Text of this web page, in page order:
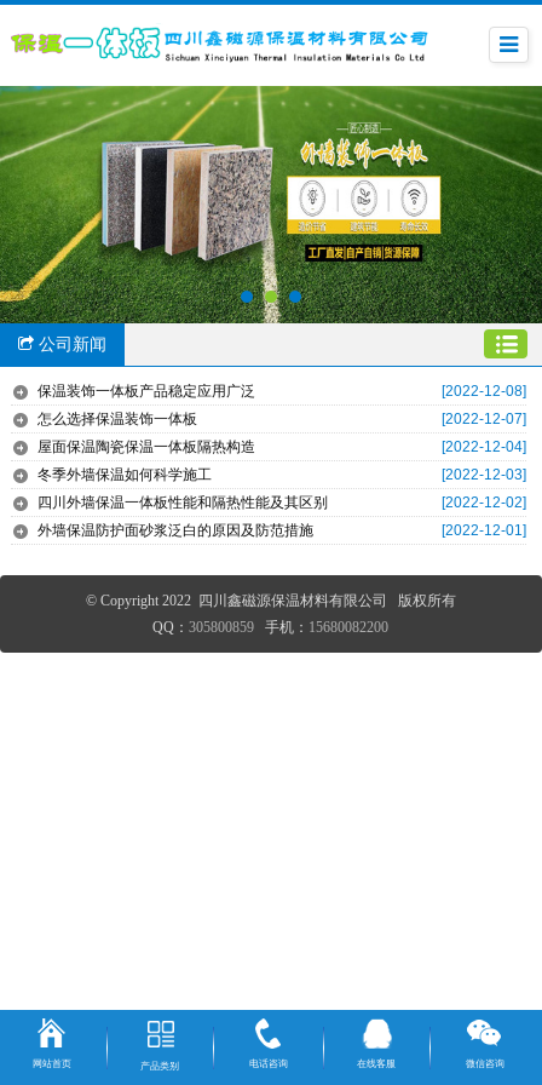
公司新闻
[2022-12-08]
保温装饰一体板产品稳定应用广泛
[2022-12-07]
怎么选择保温装饰一体板
[2022-12-04]
屋面保温陶瓷保温一体板隔热构造
[2022-12-03]
冬季外墙保温如何科学施工
[2022-12-02]
四川外墙保温一体板性能和隔热性能及其区别
[2022-12-01]
外墙保温防护面砂浆泛白的原因及防范措施
© Copyright 2022 四川鑫磁源保温材料有限公司 版权所有
QQ：305800859 手机： 15680082200
网站首页 产品类别 电话咨询 在线客服 微信咨询